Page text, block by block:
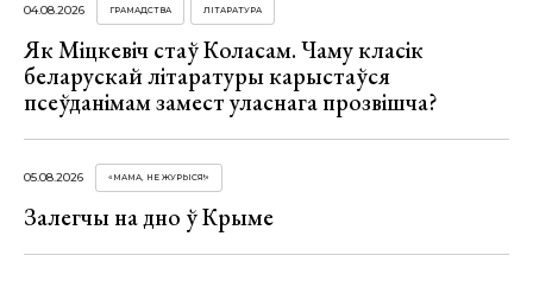
04.08.2026 ГРАМАДСТВА ЛІТАРАТУРА
Як Міцкевіч стаў Коласам. Чаму класік
беларускай літаратуры карыстаўся
псеўданімам замест уласнага прозвішча?
05.08.2026 «МАМА, НЕ ЖУРЫСЯ!»
Залегчы на дно ў Крыме